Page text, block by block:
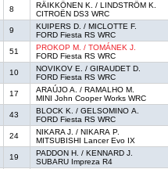
8
RÄIKKÖNEN K. / LINDSTRÖM K.
CITROËN DS3 WRC
9
KUIPERS D. / MICLOTTE F.
FORD Fiesta RS WRC
51
PROKOP M. / TOMÁNEK J.
FORD Fiesta RS WRC
10
NOVIKOV E. / GIRAUDET D.
FORD Fiesta RS WRC
17
ARAÚJO A. / RAMALHO M.
MINI John Cooper Works WRC
43
BLOCK K. / GELSOMINO A.
FORD Fiesta RS WRC
24
NIKARA J. / NIKARA P.
MITSUBISHI Lancer Evo IX
19
PADDON H. / KENNARD J.
SUBARU Impreza R4